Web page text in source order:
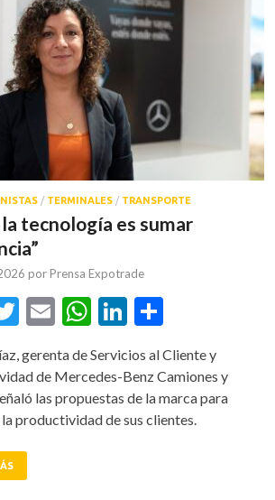
/ TERMINALES / TRANSPORTE
la tecnología es sumar
por Prensa Expotrade
Twitter
EmailWhatsApp
LinkedIn
gerenta de Servicios al Cliente y
de Mercedes-Benz Camiones y
las propuestas de la marca para
productividad de sus clientes.